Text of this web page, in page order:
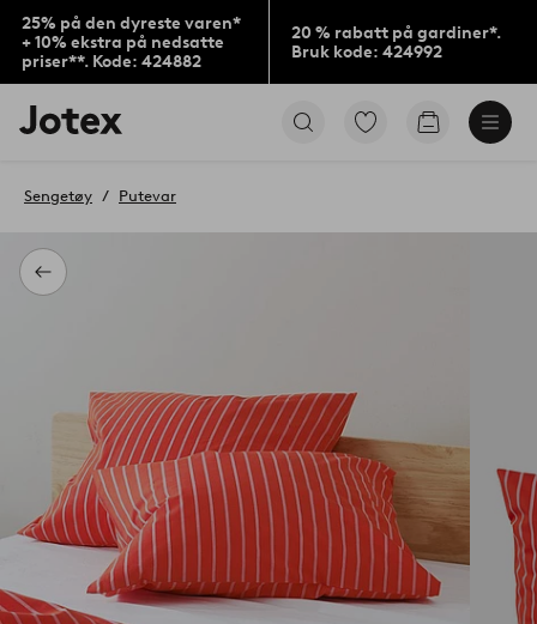
25% på den dyreste varen*
+ 10% ekstra på nedsatte
priser**. Kode: 424882
20 % rabatt på gardiner*.
Bruk kode: 424992
Jotex’
logo
til
Gå
Gå
Tilbake
Sengetøy Putevar